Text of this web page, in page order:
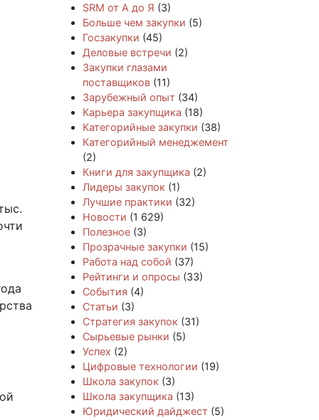
SRM от А до Я (3)
Больше чем закупки (5)
Госзакупки (45)
Деловые встречи (2)
Закупки глазами
поставщиков (11)
Зарубежный опыт (34)
Карьера закупщика (18)
Категорийные закупки (38)
Категорийный менеджемент
(2)
Книги для закупщика (2)
Лидеры закупок (1)
Лучшие практики (32)
Новости (1 629)
Полезное (3)
Прозрачные закупки (15)
Работа над собой (37)
Рейтинги и опросы (33)
События (4)
Статьи (3)
Стратегия закупок (31)
Сырьевые рынки (5)
Успех (2)
Цифровые технологии (19)
Школа закупок (3)
Школа закупщика (13)
Юридический дайджест (5)